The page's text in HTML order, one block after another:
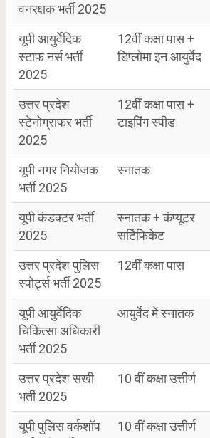
वनरक्षक भर्ती 2025
यूपी आयुर्वेदिक
स्टाफ नर्स भर्ती
2025
12वीं कक्षा पास +
डिप्लोमा इन आयुर्वेद
उत्तर प्रदेश
स्टेनोग्राफर भर्ती
2025
12वीं कक्षा पास +
टाइपिंग स्पीड
यूपी नगर नियोजक
भर्ती 2025
स्नातक
यूपी कंडक्टर भर्ती
2025
स्नातक + कंप्यूटर
सर्टिफिकेट
उत्तर प्रदेश पुलिस
स्पोर्ट्स भर्ती 2025
12वीं कक्षा पास
यूपी आयुर्वेदिक
चिकित्सा अधिकारी
भर्ती 2025
आयुर्वेद में स्नातक
उत्तर प्रदेश सखी
भर्ती 2025
10 वीं कक्षा उत्तीर्ण
यूपी पुलिस वर्कशॉप
10 वीं कक्षा उत्तीर्ण